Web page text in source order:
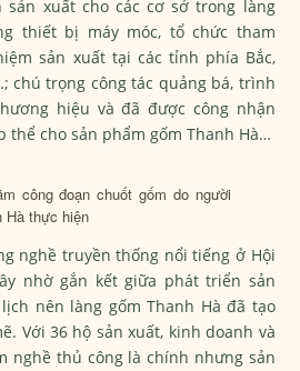
xuất cho các cơ sở trong làng
thiết bị máy móc, tổ chức tham
sản xuất tại các tỉnh phía Bắc,
chú trọng công tác quảng bá, trình
hiệu và đã được công nhận
thể cho sản phẩm gốm Thanh Hà…
công đoạn chuốt gốm do người
Hà thực hiện
nghề truyền thống nổi tiếng ở Hội
nhờ gắn kết giữa phát triển sản
nên làng gốm Thanh Hà đã tạo
Với 36 hộ sản xuất, kinh doanh và
nghề thủ công là chính nhưng sản